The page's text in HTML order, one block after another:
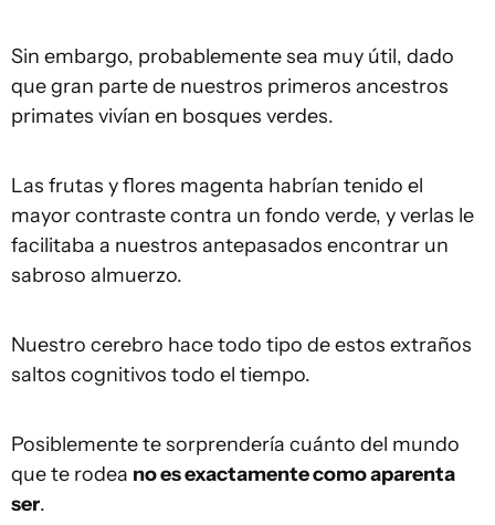
Sin embargo, probablemente sea muy útil, dado
que gran parte de nuestros primeros ancestros
primates vivían en bosques verdes.
Las frutas y flores magenta habrían tenido el
mayor contraste contra un fondo verde, y verlas le
facilitaba a nuestros antepasados encontrar un
sabroso almuerzo.
Nuestro cerebro hace todo tipo de estos extraños
saltos cognitivos todo el tiempo.
Posiblemente te sorprendería cuánto del mundo
que te rodea no es exactamente como aparenta
ser.